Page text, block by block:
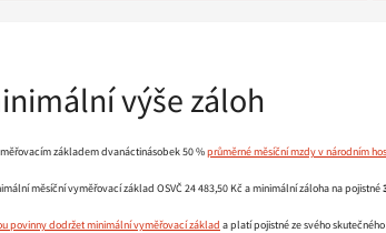
výše záloh
základem dvanáctinásobek 50 %průměrné měsíční mzdy v národním
měsíční vyměřovací základ OSVČ 24 483,50 Kč a minimální záloha na pojistné
povinny dodržet minimální vyměřovací základ a platí pojistné ze svého